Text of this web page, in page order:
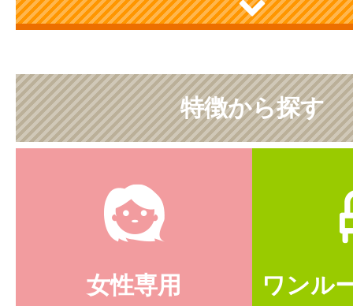
特徴から探す
女性専用 ワンル